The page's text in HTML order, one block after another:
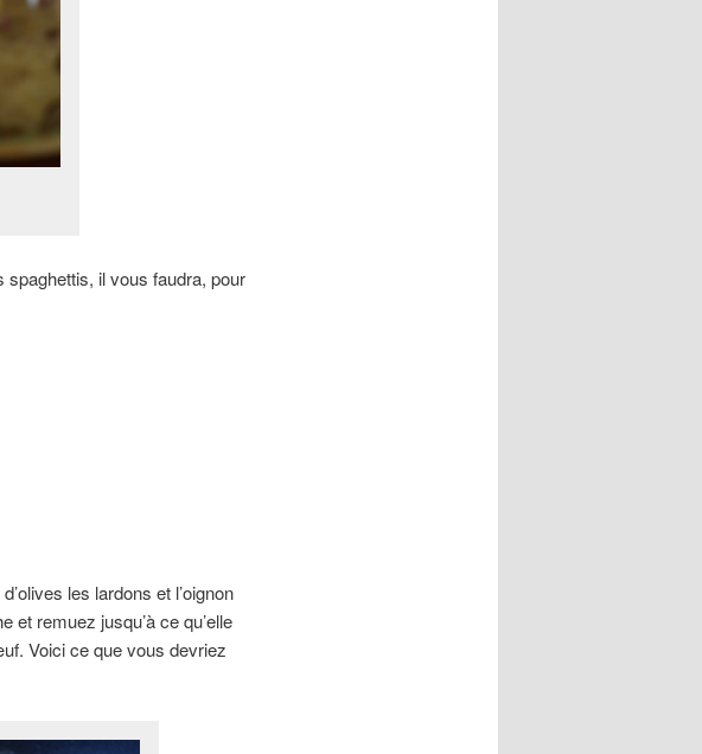
il vous faudra, pour
les lardons et l’oignon
remuez jusqu’à ce qu’elle
Voici ce que vous devriez